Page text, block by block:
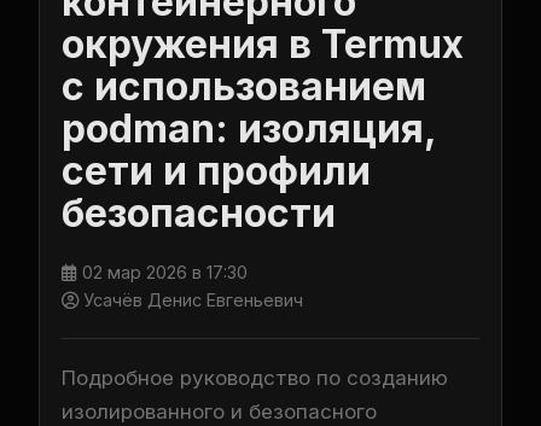
окружения в Termux
с использованием
podman: изоляция,
сети и профили
безопасности
02 мар 2026 в 17:30
Усачёв Денис Евгеньевич
Подробное руководство по созданию
изолированного и безопасного